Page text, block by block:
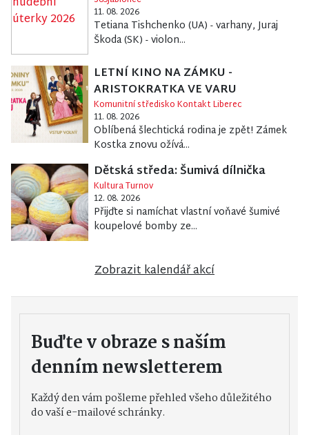
11. 08. 2026
Tetiana Tishchenko (UA) - varhany, Juraj
Škoda (SK) - violon...
LETNÍ KINO NA ZÁMKU -
ARISTOKRATKA VE VARU
Komunitní středisko Kontakt Liberec
11. 08. 2026
Oblíbená šlechtická rodina je zpět! Zámek
Kostka znovu ožívá...
Dětská středa: Šumivá dílnička
Kultura Turnov
12. 08. 2026
Přijďte si namíchat vlastní voňavé šumivé
koupelové bomby ze...
Zobrazit kalendář akcí
Buďte v obraze s naším
denním newsletterem
Každý den vám pošleme přehled všeho důležitého
do vaší e-mailové schránky.